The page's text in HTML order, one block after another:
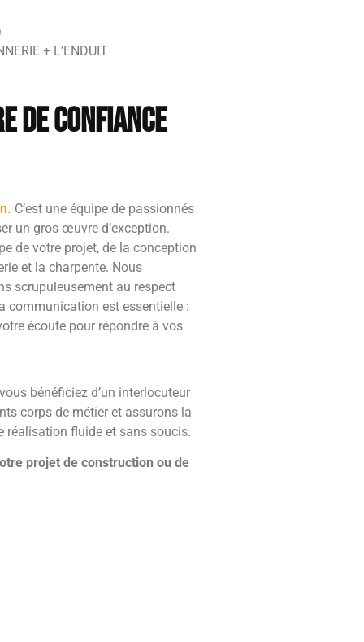
+ L’ENDUIT
de confiance
C’est une équipe de passionnés
un gros œuvre d’exception.
de votre projet, de la conception
et la charpente. Nous
scrupuleusement au respect
communication est essentielle :
écoute pour répondre à vos
bénéficiez d’un interlocuteur
corps de métier et assurons la
réalisation fluide et sans soucis.
projet de construction ou de